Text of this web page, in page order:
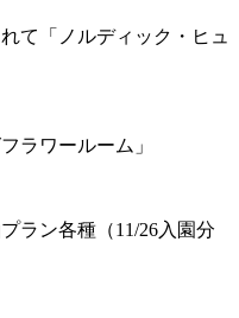
て「ノルディック・ヒュ
ラワールーム」
ラン各種（11/26入園分